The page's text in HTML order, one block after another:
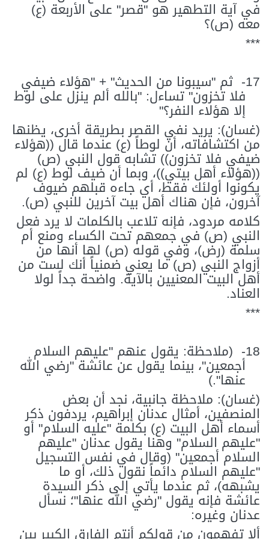
في آية التطهير هو "قصر" على الأربعة (ع)
معه (ص)؟
***
17- ثم "سيبونا من الحديث" + "هؤلاء ضيفي
فلا تخزون" تساءل: "بالله ألم ينزل على لوط
إلا هؤلاء النفر؟"
(غسان): يريد نفي القصر بطريقة أخرى، يظنها
من اكتشافاته، أن لوطاً (ع) عندما قال ((هؤلاء
ضيفي فلا تخزون)) تشابه قول النبي (ص)
((هؤلاء أهل بيتي))، وبما أن ضيف لوط (ع) لم
يكونوا أولئك فقط، أي جاءه قبلهم ضيوف
آخرون، فإن هناك أهل بيت آخرين للنبي (ص).
كلامه مردود، فإنه تلاعب بالكلمات لا يرد فعل
النبي (ص) في جمعهم تحت الكساء ومنع أم
سلمة (رض)، وفي قوله (ص) لها أنها من
أزواج النبي (ص) ما يعني ضمنياً أنك لست من
أهل البيت المعنيين بالآية. واضحة جداً لولا
العناد.
***
18- (ملاحظة: يقول عنهم "عليهم السلام
أجمعين"، بينما يقول عن عائشة "رضي الله
عنها".)
(غسان): ملاحظة جانبية، نجد أن بعض
المنصفين، أمثال عدنان إبراهيم، يردفون ذكر
أسماء أهل البيت (ع) بكلمة "عليه السلام" أو
"عليهم السلام" وهنا يقول عدنان "عليهم
السلام أجمعين" (وقال في نفس التسجيل
"عليهم السلام دائماً نقول ذلك، أو ما
يشبهه)، ثم عندما يأتي إلى ذكر السيدة
عائشة فإنه يقول "رضي الله عنها"؛ نسأل
عدنان وغيره:
ألا تفهمون من قولكم أنتم الفارق الكبير بين